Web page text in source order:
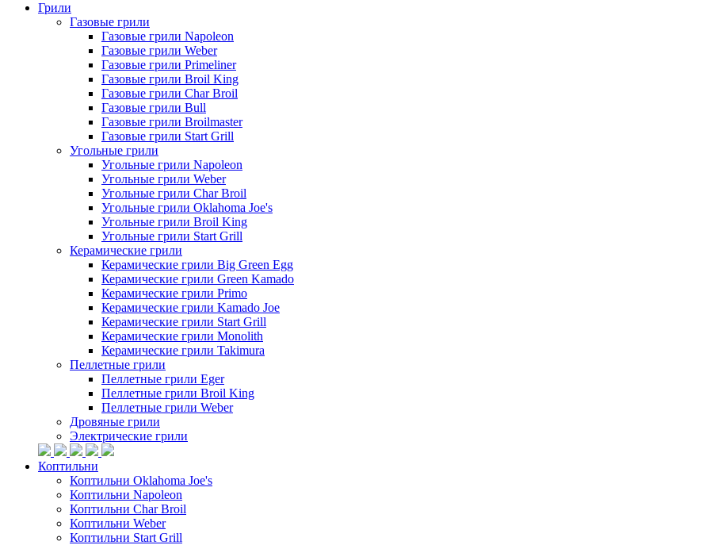
Грили
Газовые грили
Газовые грили Napoleon
Газовые грили Weber
Газовые грили Primeliner
Газовые грили Broil King
Газовые грили Char Broil
Газовые грили Bull
Газовые грили Broilmaster
Газовые грили Start Grill
Угольные грили
Угольные грили Napoleon
Угольные грили Weber
Угольные грили Char Broil
Угольные грили Oklahoma Joe's
Угольные грили Broil King
Угольные грили Start Grill
Керамические грили
Керамические грили Big Green Egg
Керамические грили Green Kamado
Керамические грили Primo
Керамические грили Kamado Joe
Керамические грили Start Grill
Керамические грили Monolith
Керамические грили Takimura
Пеллетные грили
Пеллетные грили Eger
Пеллетные грили Broil King
Пеллетные грили Weber
Дровяные грили
Электрические грили
Коптильни
Коптильни Oklahoma Joe's
Коптильни Napoleon
Коптильни Char Broil
Коптильни Weber
Коптильни Start Grill